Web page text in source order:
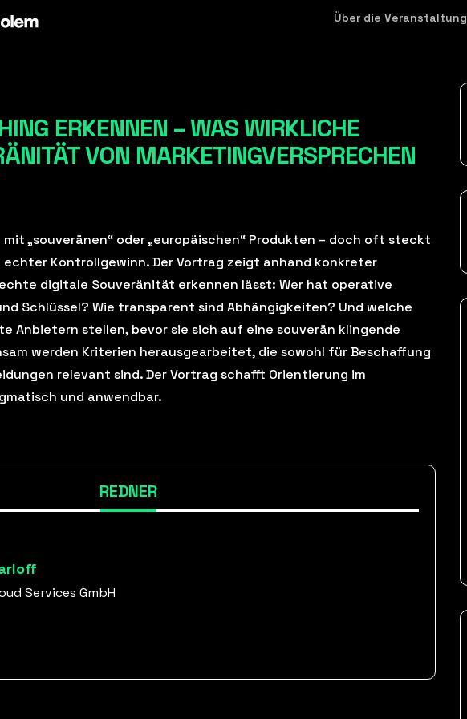
Über die Veranstaltung
ERKENNEN – WAS WIRKLICHE
VON MARKETINGVERSPRECHEN
„souveränen“ oder „europäischen“ Produkten – doch oft steckt
Kontrollgewinn. Der Vortrag zeigt anhand konkreter
digitale Souveränität erkennen lässt: Wer hat operative
Schlüssel? Wie transparent sind Abhängigkeiten? Und welche
Anbietern stellen, bevor sie sich auf eine souverän klingende
werden Kriterien herausgearbeitet, die sowohl für Beschaffung
relevant sind. Der Vortrag schafft Orientierung im
und anwendbar.
REDNER
Services GmbH